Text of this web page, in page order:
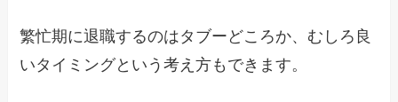
繁忙期に退職するのはタブーどころか、むしろ良
いタイミングという考え方もできます。